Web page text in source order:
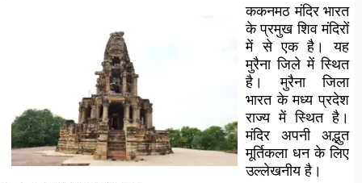
ककनमठ मंदिर भारत
के प्रमुख शिव मंदिरों
में से एक है। यह
मुरैना जिले में स्थित
है। मुरैना जिला
भारत के मध्य प्रदेश
राज्य में स्थित है।
मंदिर अपनी अद्भुत
मूर्तिकला धन के लिए
उल्लेखनीय है।